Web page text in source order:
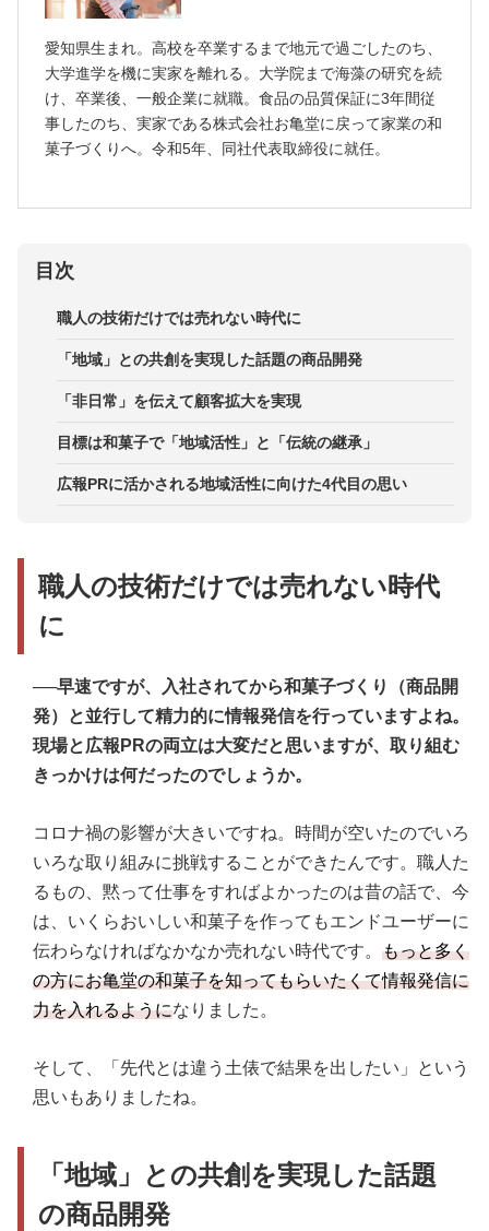
愛知県生まれ。高校を卒業するまで地元で過ごしたのち、
大学進学を機に実家を離れる。大学院まで海藻の研究を続
け、卒業後、一般企業に就職。食品の品質保証に3年間従
事したのち、実家である株式会社お亀堂に戻って家業の和
菓子づくりへ。令和5年、同社代表取締役に就任。
目次
職人の技術だけでは売れない時代に
「地域」との共創を実現した話題の商品開発
「非日常」を伝えて顧客拡大を実現
目標は和菓子で「地域活性」と「伝統の継承」
広報PRに活かされる地域活性に向けた4代目の思い
職人の技術だけでは売れない時代
に
──早速ですが、入社されてから和菓子づくり（商品開
発）と並行して精力的に情報発信を行っていますよね。
現場と広報PRの両立は大変だと思いますが、取り組む
きっかけは何だったのでしょうか。
コロナ禍の影響が大きいですね。時間が空いたのでいろ
いろな取り組みに挑戦することができたんです。職人た
るもの、黙って仕事をすればよかったのは昔の話で、今
は、いくらおいしい和菓子を作ってもエンドユーザーに
伝わらなければなかなか売れない時代です。 もっと多く
の方にお亀堂の和菓子を知ってもらいたくて情報発信に
力を入れるようになりました。
そして、「先代とは違う土俵で結果を出したい」という
思いもありましたね。
「地域」との共創を実現した話題
の商品開発